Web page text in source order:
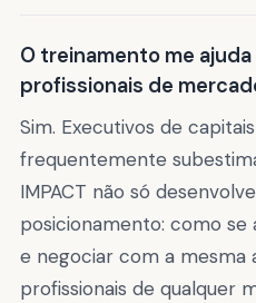
O treinamento me
profissionais de
Sim. Executivos de
frequentemente
IMPACT não só
posicionamento: como
e negociar com a mesma
profissionais de qualquer